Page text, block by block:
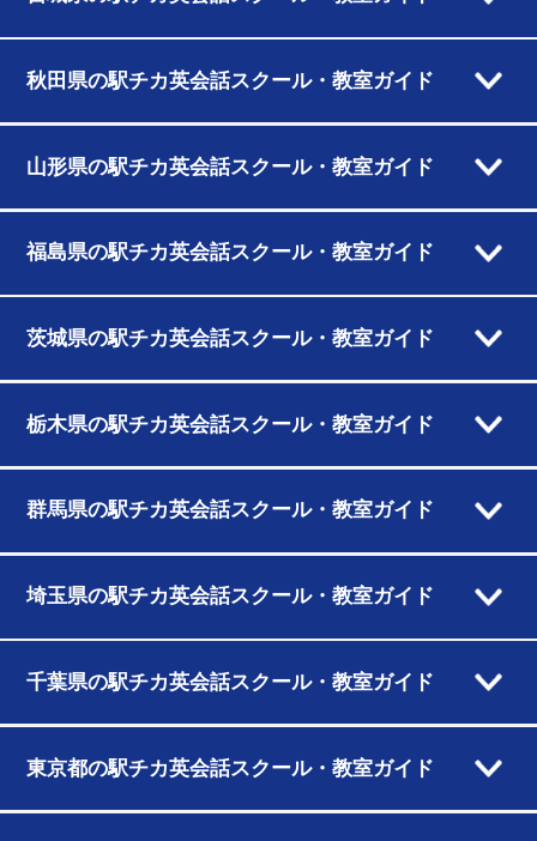
秋田県の駅チカ英会話スクール・教室ガイド
山形県の駅チカ英会話スクール・教室ガイド
福島県の駅チカ英会話スクール・教室ガイド
茨城県の駅チカ英会話スクール・教室ガイド
栃木県の駅チカ英会話スクール・教室ガイド
群馬県の駅チカ英会話スクール・教室ガイド
埼玉県の駅チカ英会話スクール・教室ガイド
千葉県の駅チカ英会話スクール・教室ガイド
東京都の駅チカ英会話スクール・教室ガイド